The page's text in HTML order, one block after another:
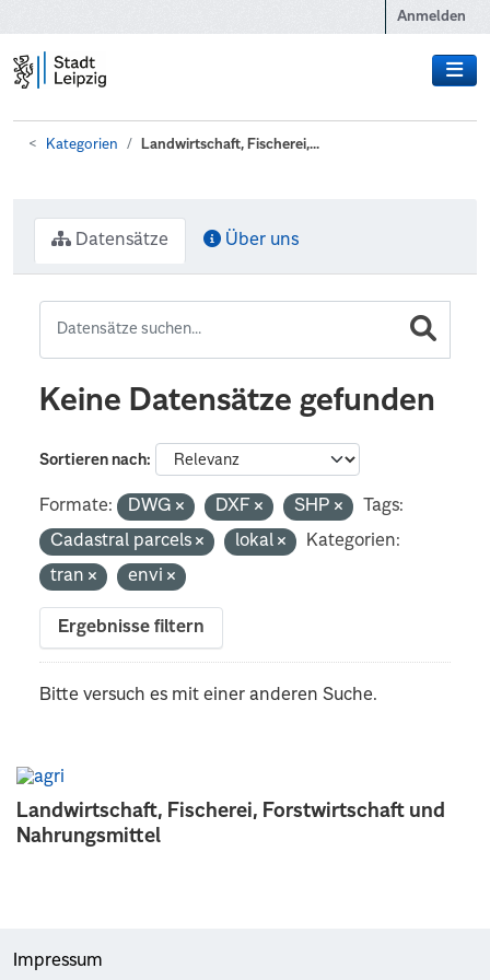
Anmelden
Kategorien Landwirtschaft, Fischerei,...
Landwirtschaft, Fischerei, Forstwirtschaft und
Nahrungsmittel
Datensätze Über uns
Keine Datensätze gefunden
Sortieren nach
Formate: DWG DXF SHP
Tags:
Cadastral parcels
lokal
Kategorien:
tran
envi
Ergebnisse filtern
Bitte versuch es mit einer anderen Suche.
Impressum